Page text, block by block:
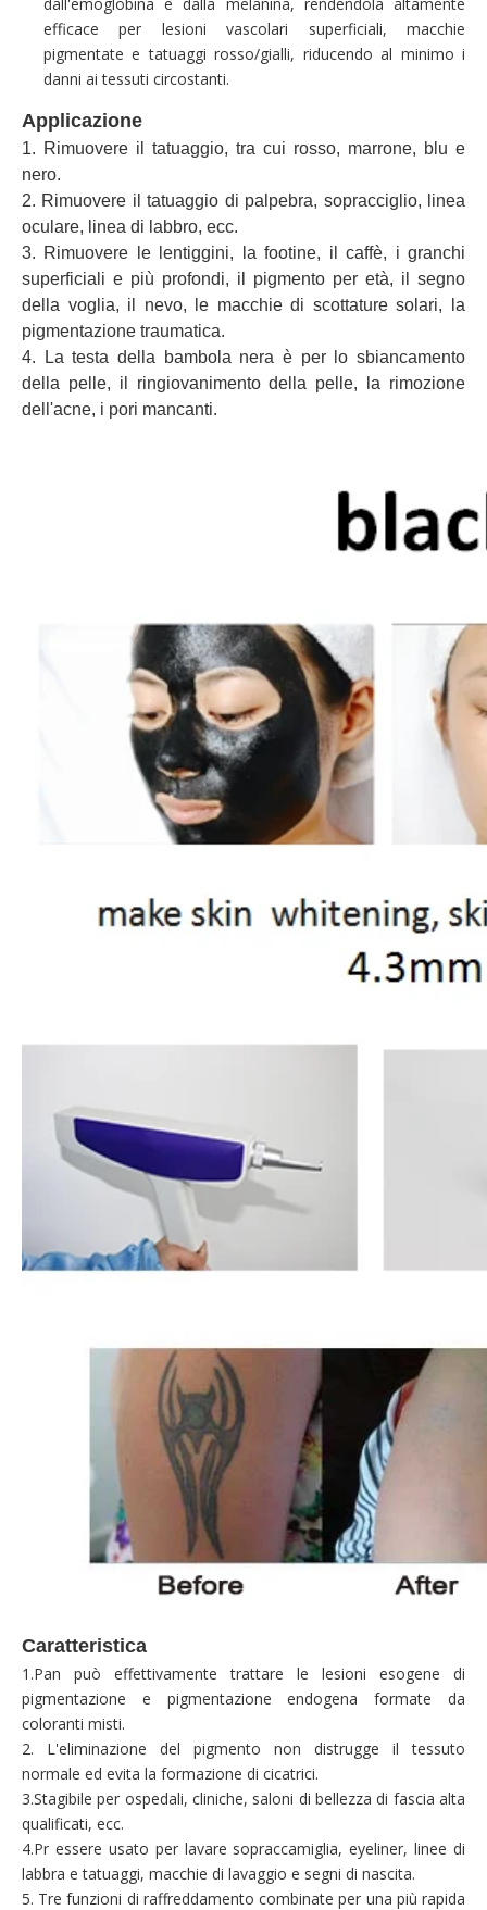
efficace per lesioni vascolari superficiali, macchie
pigmentate e tatuaggi rosso/gialli, riducendo al minimo i
danni ai tessuti circostanti.
Applicazione
1. Rimuovere il tatuaggio, tra cui rosso, marrone, blu e
nero.
2. Rimuovere il tatuaggio di palpebra, sopracciglio, linea
oculare, linea di labbro, ecc.
3. Rimuovere le lentiggini, la footine, il caffè, i granchi
superficiali e più profondi, il pigmento per età, il segno
della voglia, il nevo, le macchie di scottature solari, la
pigmentazione traumatica.
4. La testa della bambola nera è per lo sbiancamento
della pelle, il ringiovanimento della pelle, la rimozione
dell'acne, i pori mancanti.
Caratteristica
1.Pan può effettivamente trattare le lesioni esogene di
pigmentazione e pigmentazione endogena formate da
coloranti misti.
2. L'eliminazione del pigmento non distrugge il tessuto
normale ed evita la formazione di cicatrici.
3.Stagibile per ospedali, cliniche, saloni di bellezza di fascia alta
qualificati, ecc.
4.Pr essere usato per lavare sopraccamiglia, eyeliner, linee di
labbra e tatuaggi, macchie di lavaggio e segni di nascita.
5. Tre funzioni di raffreddamento combinate per una più rapida